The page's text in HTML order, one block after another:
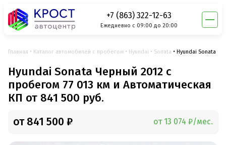
+7 (863) 322-12-63
Ежедневно с 09:00 до 20:00
Главная Каталог автомобилей с пробегом Hyundai Sonata Hyundai Sonata
Hyundai Sonata Черный 2012 с
пробегом 77 013 км и Автоматическая
КП от 841 500 руб.
от 841 500 ₽ от 13 074 ₽/мес.